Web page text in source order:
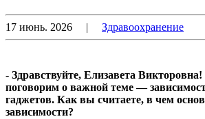
17 июнь. 2026 | Здравоохранение
- Здравствуйте, Елизавета
поговорим о важной теме —
гаджетов. Как вы считаете, в чем
зависимости?